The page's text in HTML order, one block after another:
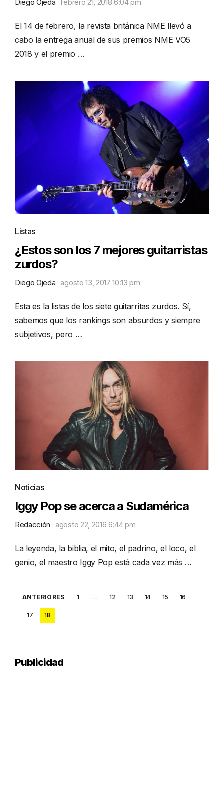
Diego Ojeda febrero 21, 2018 6:04 pm
El 14 de febrero, la revista británica NME llevó a
cabo la entrega anual de sus premios NME VO5
2018 y el premio …
Listas
¿Estos son los 7 mejores guitarristas
zurdos?
Diego Ojeda agosto 13, 2017 10:13 pm
Esta es la listas de los siete guitarritas zurdos. Sí,
sabemos que los rankings son absurdos y siempre
subjetivos, pero …
Noticias
Iggy Pop se acerca a Sudamérica
Redacción agosto 22, 2016 6:44 pm
La leyenda, la biblia, el mito, el padrino, el loco, el
genio, el maestro Iggy Pop está cada vez más …
Posts
pagination
ANTERIORES 1 … 12 13 14 15 16
17 18
Publicidad